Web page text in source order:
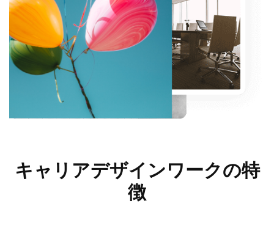
キャリアデザインワークの特
徴